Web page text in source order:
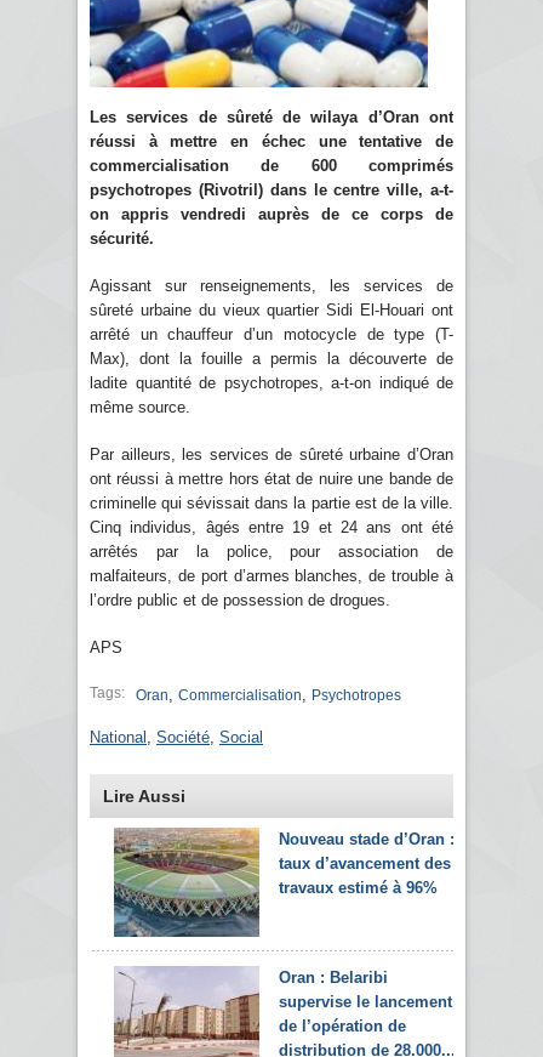
Les services de sûreté de wilaya d’Oran ont
réussi à mettre en échec une tentative de
commercialisation de 600 comprimés
psychotropes (Rivotril) dans le centre ville, a-t-
on appris vendredi auprès de ce corps de
sécurité.
Agissant sur renseignements, les services de
sûreté urbaine du vieux quartier Sidi El-Houari ont
arrêté un chauffeur d’un motocycle de type (T-
Max), dont la fouille a permis la découverte de
ladite quantité de psychotropes, a-t-on indiqué de
même source.
Par ailleurs, les services de sûreté urbaine d’Oran
ont réussi à mettre hors état de nuire une bande de
criminelle qui sévissait dans la partie est de la ville.
Cinq individus, âgés entre 19 et 24 ans ont été
arrêtés par la police, pour association de
malfaiteurs, de port d’armes blanches, de trouble à
l’ordre public et de possession de drogues.
APS
Tags: Oran Commercialisation Psychotropes
National Société Social
Lire Aussi
Nouveau stade d’Oran :
taux d’avancement des
travaux estimé à 96%
Oran : Belaribi
supervise le lancement
de l’opération de
distribution de 28.000...